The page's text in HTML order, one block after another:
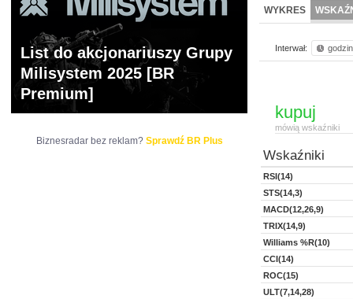
BR LAB
WYKRES
Interwał:
kupuj
mówią wskaźniki
Wskaźniki
RSI(14)
STS(14,3)
MACD(12,26,9)
TRIX(14,9)
Williams %R(10)
CCI(14)
ROC(15)
ULT(7,14,28)
List do akcjonariuszy Grupy
Milisystem 2025 [BR
Premium]
Biznesradar bez reklam? Sprawdź BR Plus